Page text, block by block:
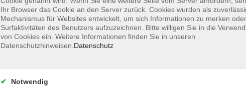
Pilzgifte und Pilzvergiftungen - Vortrag
Haifischbecken Immobilienmarkt - wie ich
Ihr Browser das Cookie an den Server zurück. Cookies wurden als
Mechanismus für Websites entwickelt, um sich Informationen zu merken
Surfaktivitäten des Benutzers aufzuzeichnen. Bitte willigen Sie in die
von Cookies ein. Weitere Informationen finden Sie in unseren
Datenschutzhinweisen. Datenschutz
Notwendig